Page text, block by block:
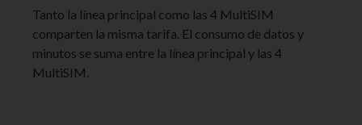
Tanto la línea principal como las 4 MultiSIM
comparten la misma tarifa. El consumo de datos y
minutos se suma entre la línea principal y las 4
MultiSIM.